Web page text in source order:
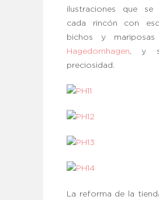
ilustraciones que
cada rincón con
bichos y
Hagedornhagen , y
preciosidad.
La reforma de la